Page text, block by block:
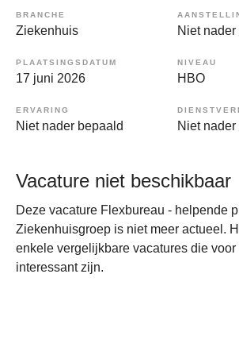
BRANCHE
Ziekenhuis Niet nader
PLAATSINGSDATUM
17 juni 2026
NIVEAU
HBO
ERVARING
Niet nader bepaald Niet nader
Vacature niet beschikbaar
Deze vacature Flexbureau - helpende
Ziekenhuisgroep is niet meer actueel.
enkele vergelijkbare vacatures die
interessant zijn.